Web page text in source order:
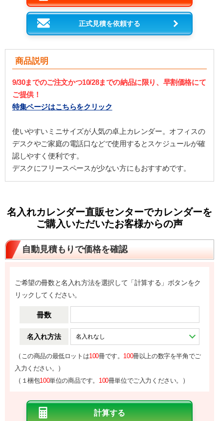
正式見積を依頼する
商品説明
9/30までのご注文かつ10/28までの納品に限り、早割価格にて
ご提供！
特集ページはこちらをクリック
使いやすいミニサイズが人気の卓上カレンダー。オフィスの
デスクやご家庭の電話口などで使用するとスケジュールが確
認しやすく便利です。
デスクにフリースペースが少ない方にもおすすめです。
名入れカレンダー直販センターでカレンダーを
ご購入いただいたお客様からの声
自動見積もりで価格を確認
ご希望の冊数と名入れ方法を選択して「計算する」ボタンをク
リックしてください。
冊数
名入れ方法
（ この商品の最低ロットは100冊です。 100冊以上の数字を半角でご
入力ください。
）
（ １梱包100単位の商品です。 100冊単位でご入力ください。 ）